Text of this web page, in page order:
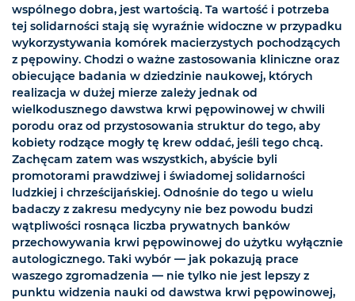
wspólnego dobra, jest wartością. Ta wartość i potrzeba
tej solidarności stają się wyraźnie widoczne w przypadku
wykorzystywania komórek macierzystych pochodzących
z pępowiny. Chodzi o ważne zastosowania kliniczne oraz
obiecujące badania w dziedzinie naukowej, których
realizacja w dużej mierze zależy jednak od
wielkodusznego dawstwa krwi pępowinowej w chwili
porodu oraz od przystosowania struktur do tego, aby
kobiety rodzące mogły tę krew oddać, jeśli tego chcą.
Zachęcam zatem was wszystkich, abyście byli
promotorami prawdziwej i świadomej solidarności
ludzkiej i chrześcijańskiej. Odnośnie do tego u wielu
badaczy z zakresu medycyny nie bez powodu budzi
wątpliwości rosnąca liczba prywatnych banków
przechowywania krwi pępowinowej do użytku wyłącznie
autologicznego. Taki wybór — jak pokazują prace
waszego zgromadzenia — nie tylko nie jest lepszy z
punktu widzenia nauki od dawstwa krwi pępowinowej,